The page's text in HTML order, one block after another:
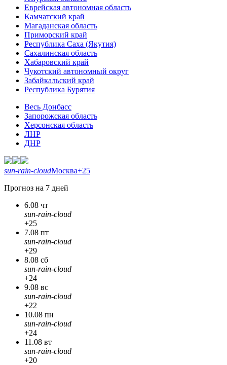
Еврейская автономная область
Камчатский край
Магаданская область
Приморский край
Республика Саха (Якутия)
Сахалинская область
Хабаровский край
Чукотский автономный округ
Забайкальский край
Республика Бурятия
Весь Донбасс
Запорожская область
Херсонская область
ЛНР
ДНР
sun-rain-cloudМосква+25
Прогноз на 7 дней
6.08 чт
sun-rain-cloud
+25
7.08 пт
sun-rain-cloud
+29
8.08 сб
sun-rain-cloud
+24
9.08 вс
sun-rain-cloud
+22
10.08 пн
sun-rain-cloud
+24
11.08 вт
sun-rain-cloud
+20